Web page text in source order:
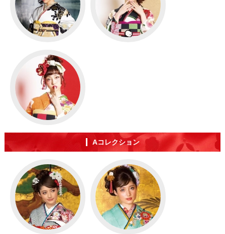
Aコレクション